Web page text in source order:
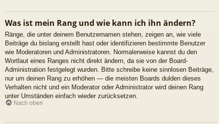
Was ist mein Rang und wie kann ich ihn ändern?
Ränge, die unter deinem Benutzernamen stehen, zeigen an, wie viele
Beiträge du bislang erstellt hast oder identifizieren bestimmte Benutzer
wie Moderatoren und Administratoren. Normalerweise kannst du den
Wortlaut eines Ranges nicht direkt ändern, da sie von der Board-
Administration festgelegt wurden. Bitte schreibe keine sinnlosen Beiträge,
nur um deinen Rang zu erhöhen — die meisten Boards dulden dieses
Verhalten nicht und ein Moderator oder Administrator wird deinen Rang
unter Umständen einfach wieder zurücksetzen.
Nach oben